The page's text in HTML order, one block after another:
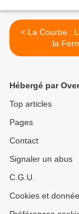
< La Courbe : Location de
la
Hébergé par
Top articles
Pages
Contact
Signaler un abus
C.G.U.
Cookies et